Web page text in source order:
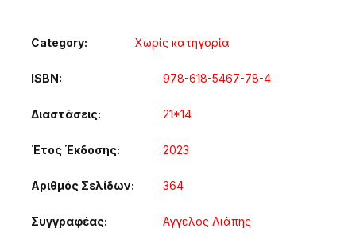
Category: Χωρίς κατηγορία
ISBN 978-618-5467-78-4
Διαστάσεις 21*14
Έτος Έκδοσης 2023
Αριθμός Σελίδων 364
Συγγραφέας Άγγελος Λιάπης